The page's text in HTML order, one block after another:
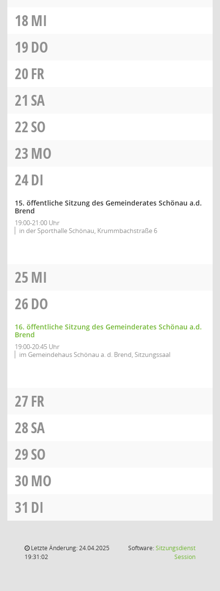
18MI
19DO
20FR
21 SA
22SO
23MO
24DI
15. öffentliche Sitzung des Gemeinderates Schönau a.d.
Brend
19:00-21:00 Uhr
in der Sporthalle Schönau, Krummbachstraße 6
25MI
26DO
16. öffentliche Sitzung des Gemeinderates Schönau a.d.
Brend
19:00-20:45 Uhr
im Gemeindehaus Schönau a. d. Brend, Sitzungssaal
27FR
28SA
29SO
30MO
31 DI
Letzte Änderung: 24.04.2025
19:31:02
Software:Sitzungsdienst
Session(Wird in